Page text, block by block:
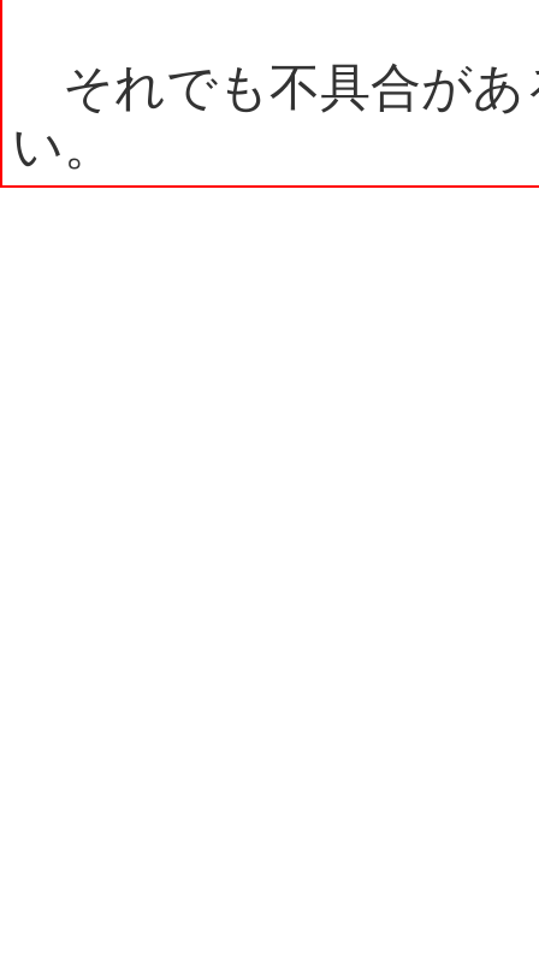
それでも不具合があ
い。